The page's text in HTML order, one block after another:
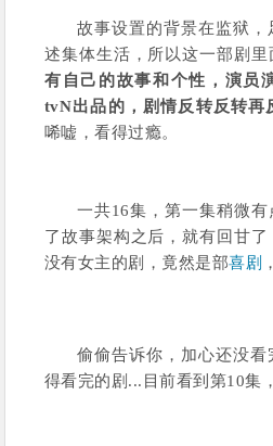
故事设置的背景在监狱
述集体生活，所以这一部剧里
有自己的故事和个性，演员
tvN出品的，剧情反转反转再
唏嘘，看得过瘾。
一共16集，第一集稍微
了故事架构之后，就有回甘
没有女主的剧，竟然是部喜剧
偷偷告诉你，加心还没
得看完的剧...目前看到第10集